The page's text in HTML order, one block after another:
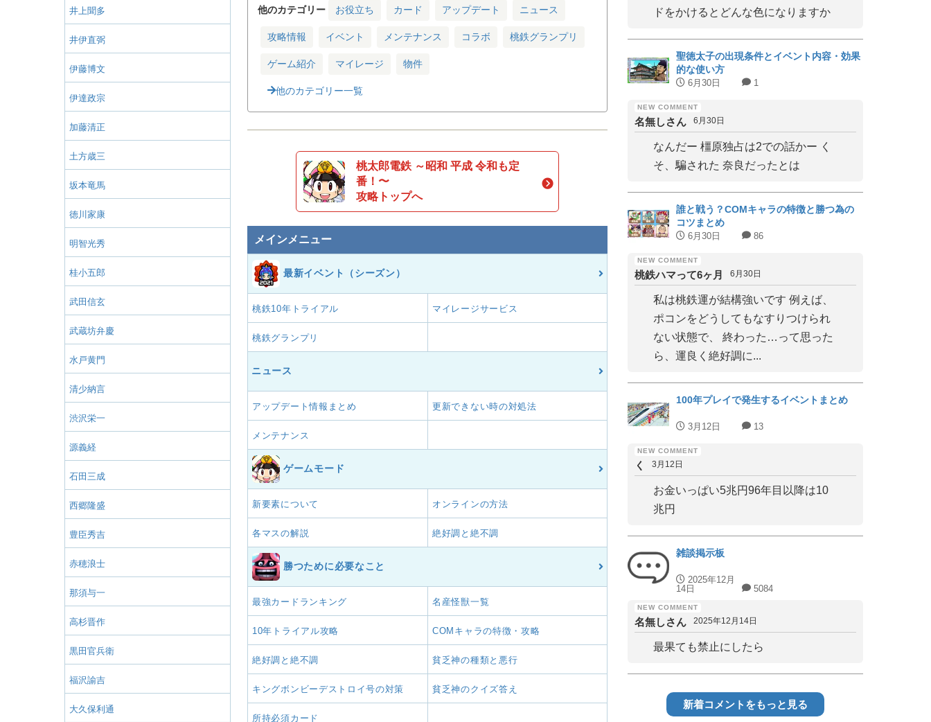
井上聞多
井伊直弼
伊藤博文
伊達政宗
加藤清正
土方歳三
坂本竜馬
徳川家康
明智光秀
桂小五郎
武田信玄
武蔵坊弁慶
水戸黄門
清少納言
渋沢栄一
源義経
石田三成
西郷隆盛
豊臣秀吉
赤穂浪士
那須与一
高杉晋作
黒田官兵衛
福沢諭吉
大久保利通
他のカテゴリー お役立ち カード アップデート ニュース
攻略情報 イベント メンテナンス コラボ 桃鉄グランプリ
ゲーム紹介 マイレージ 物件
他のカテゴリー一覧
桃太郎電鉄 ～昭和 平成 令和も定
番！〜
攻略トップへ
メインメニュー
最新イベント（シーズン）
桃鉄10年トライアル マイレージサービス
桃鉄グランプリ
ニュース
アップデート情報まとめ 更新できない時の対処法
メンテナンス
ゲームモード
新要素について オンラインの方法
各マスの解説 絶好調と絶不調
勝つために必要なこと
最強カードランキング 名産怪獣一覧
10年トライアル攻略 COMキャラの特徴・攻略
絶好調と絶不調 貧乏神の種類と悪行
キングボンビーデストロイ号の対策 貧乏神のクイズ答え
所持必須カード
ドをかけるとどんな色になりますか
聖徳太子の出現条件とイベント内容・効果
的な使い方
6月30日 1
名無しさん 6月30日
なんだー 橿原独占は2での話かー く
そ、騙された 奈良だったとは
誰と戦う？COMキャラの特徴と勝つ為の
コツまとめ
6月30日 86
桃鉄ハマって6ヶ月 6月30日
私は桃鉄運が結構強いです 例えば、
ポコンをどうしてもなすりつけられ
ない状態で、 終わった…って思った
ら、運良く絶好調に...
100年プレイで発生するイベントまとめ
3月12日 13
く 3月12日
お金いっぱい5兆円96年目以降は10
兆円
雑談掲示板
2025年12月
14日
5084
名無しさん 2025年12月14日
最果ても禁止にしたら
新着コメントをもっと見る